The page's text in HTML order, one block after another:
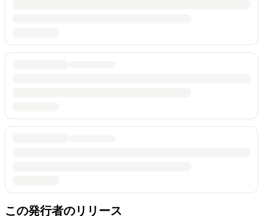
この発行者のリリース